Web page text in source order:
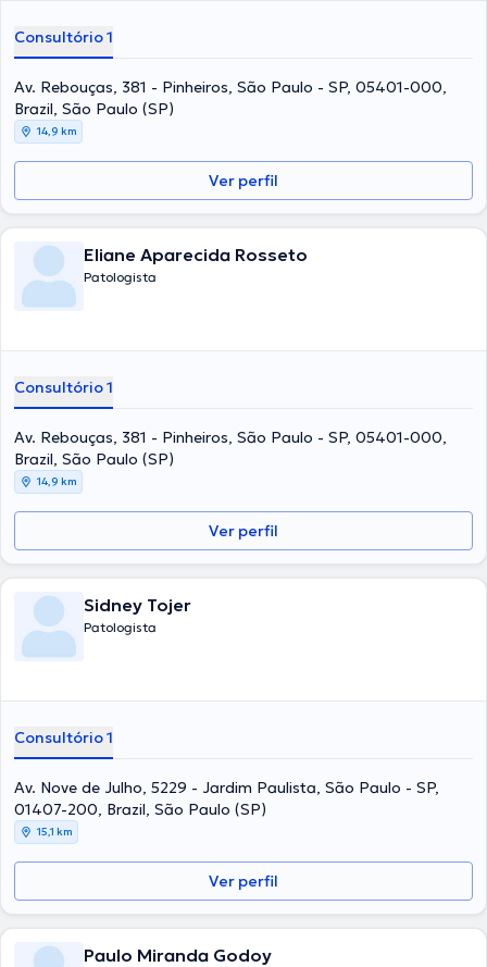
Consultório 1
Av. Rebouças, 381 - Pinheiros, São Paulo - SP, 05401-000,
Brazil, São Paulo (SP)
14,9 km
Ver perfil
Eliane Aparecida Rosseto
Patologista
Consultório 1
Av. Rebouças, 381 - Pinheiros, São Paulo - SP, 05401-000,
Brazil, São Paulo (SP)
14,9 km
Ver perfil
Sidney Tojer
Patologista
Consultório 1
Av. Nove de Julho, 5229 - Jardim Paulista, São Paulo - SP,
01407-200, Brazil, São Paulo (SP)
15,1 km
Ver perfil
Paulo Miranda Godoy